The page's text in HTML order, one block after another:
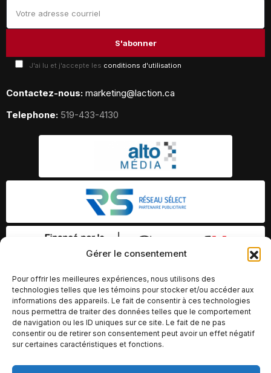
Gérer le consentement
Pour offrir les meilleures expériences, nous utilisons des
technologies telles que les témoins pour stocker et/ou accéder aux
informations des appareils. Le fait de consentir à ces technologies
nous permettra de traiter des données telles que le comportement
de navigation ou les ID uniques sur ce site. Le fait de ne pas
consentir ou de retirer son consentement peut avoir un effet négatif
sur certaines caractéristiques et fonctions.
J'ai lu et j'accepte les conditions d'utilisation
Contactez-nous: marketing@laction.ca
Telephone: 519-433-4130